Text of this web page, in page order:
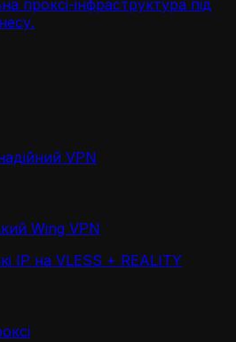
проксі-інфраструктура під
VPN
Wing VPN
IP на VLESS + REALITY